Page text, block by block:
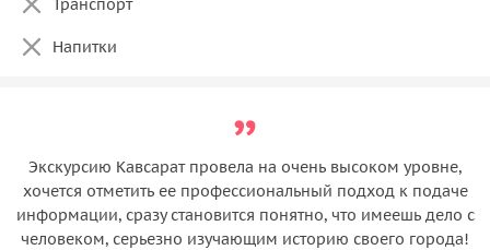
Транспорт
Напитки
Экскурсию Кавсарат провела на очень высоком уровне,
хочется отметить ее профессиональный подход к подаче
информации, сразу становится понятно, что имеешь дело с
человеком, серьезно изучающим историю своего города!